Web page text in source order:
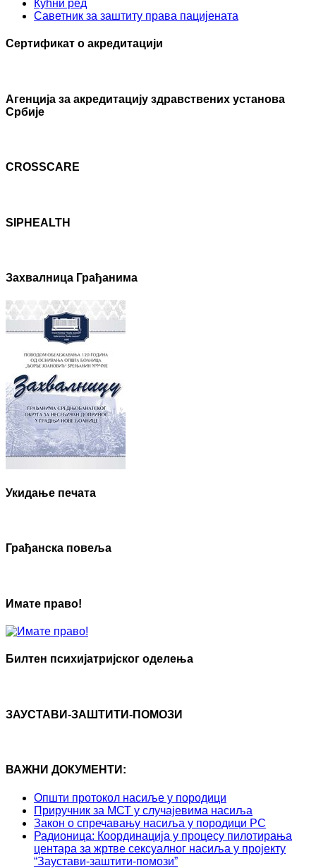
Кућни ред
Саветник за заштиту права пацијената
Сертификат о акредитацији
Агенцијa за акредитацију здравствених установа
Србије
CROSSCARE
SIPHEALTH
Захвалница Грађанима
Укидање печата
Грађанска повеља
Имате право!
Билтен психијатријског оделења
ЗАУСТАВИ-ЗАШТИТИ-ПОМОЗИ
ВАЖНИ ДОКУМЕНТИ:
Општи протокол насиље у породици
Приручник за МСТ у случајевима насиља
Закон о спречавању насиља у породици РС
Радионица: Координација у процесу пилотирања
центара за жртве сексуалног насиља у пројекту
“Заустави-заштити-помози”